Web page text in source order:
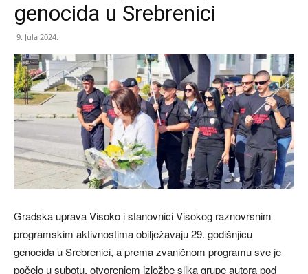
genocida u Srebrenici
9. Jula 2024.
Gradska uprava Visoko i stanovnici Visokog raznovrsnim
programskim aktivnostima obilježavaju 29. godišnjicu
genocida u Srebrenici, a prema zvaničnom programu sve je
počelo u subotu, otvorenjem izložbe slika grupe autora pod